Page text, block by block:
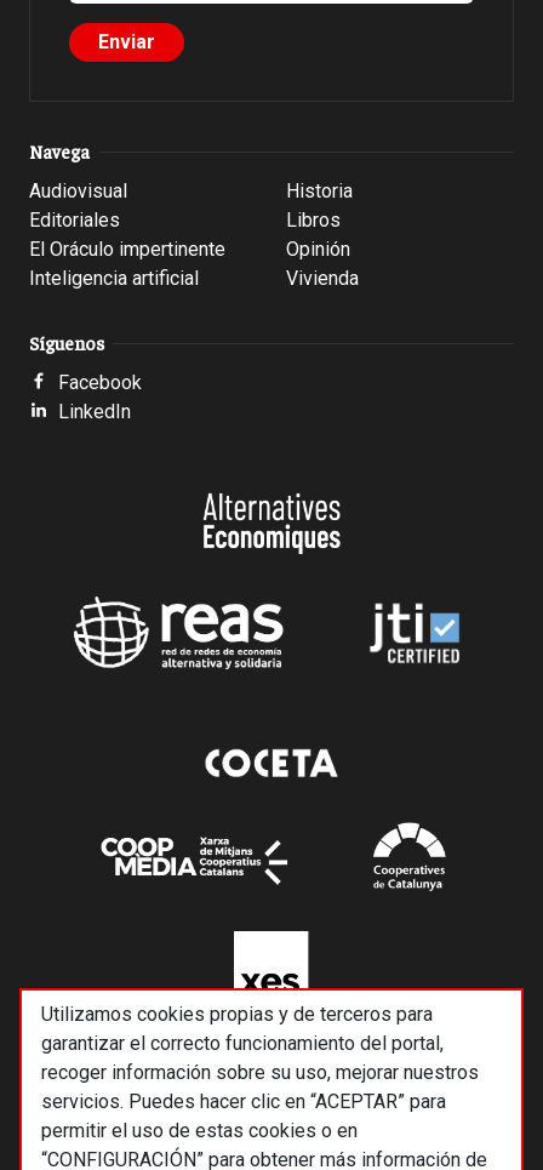
Utilizamos cookies propias y de terceros para
garantizar el correcto funcionamiento del portal,
recoger información sobre su uso, mejorar nuestros
servicios. Puedes hacer clic en “ACEPTAR” para
permitir el uso de estas cookies o en
“CONFIGURACIÓN” para obtener más información de
Navega
Audiovisual
Editoriales
El Oráculo impertinente
Inteligencia artificial
Historia
Libros
Opinión
Vivienda
Síguenos
Facebook
LinkedIn